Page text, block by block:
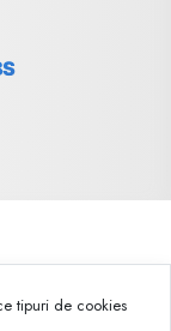
tipuri de cookies